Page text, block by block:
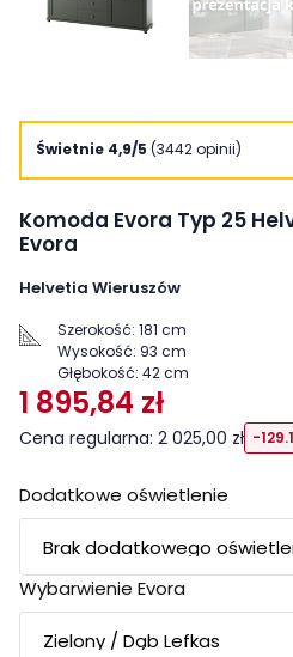
Świetnie 4,9/5 (3442 opinii)
Komoda Evora Typ 25
Evora
Helvetia Wieruszów
Szerokość: 181 cm
Wysokość: 93 cm
Głębokość: 42 cm
1 895,84 zł
Cena regularna: 2 025,00 zł -
Dodatkowe oświetlenie
Wybarwienie Evora